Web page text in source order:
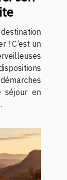
! C’est un
séjour en